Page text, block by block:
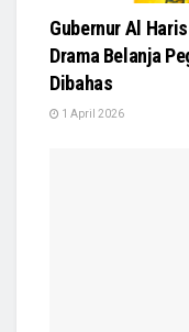
Gubernur Al
Drama Belanja
Dibahas
1 April 2026